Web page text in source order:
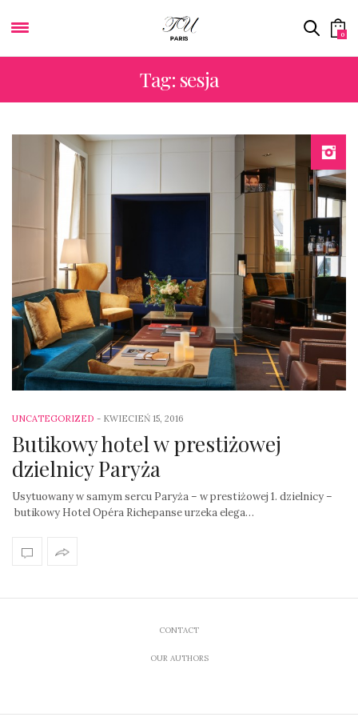
0
Tag: sesja
UNCATEGORIZED - KWIECIEŃ 15, 2016
Butikowy hotel w prestiżowej
dzielnicy Paryża
Usytuowany w samym sercu Paryża – w prestiżowej 1. dzielnicy –
butikowy Hotel Opéra Richepanse urzeka elega…
CONTACT
OUR AUTHORS